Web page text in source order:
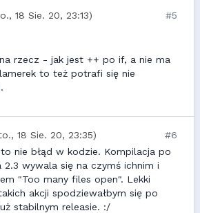
18 Sie. 20, 23:13)
#5
rzecz - jak jest ++ po if, a nie ma
to też potrafi się nie
18 Sie. 20, 23:35)
#6
to nie błąd w kodzie. Kompilacja po
2.3 wywala się na czymś ichnim i
"Too many files open". Lekki
akcji spodziewałbym się po
stabilnym releasie. :/